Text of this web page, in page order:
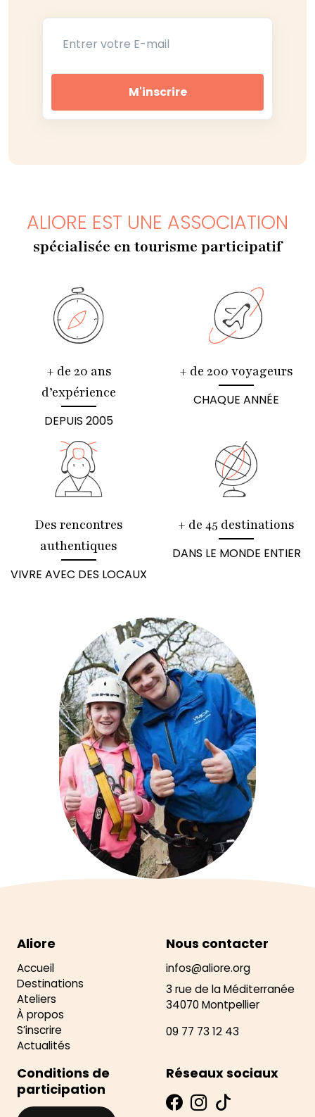
M'inscrire
ALIORE EST UNE ASSOCIATION
spécialisée en tourisme participatif
+ de 20 ans
d’expérience
DEPUIS 2005
+ de 200 voyageurs
CHAQUE ANNÉE
Des rencontres
authentiques
VIVRE AVEC DES LOCAUX
+ de 45 destinations
DANS LE MONDE ENTIER
Aliore
Accueil
Destinations
Ateliers
À propos
S’inscrire
Actualités
Nous contacter
infos@aliore.org
3 rue de la Méditerranée
34070 Montpellier
09 77 73 12 43
Conditions de
participation
Réseaux sociaux